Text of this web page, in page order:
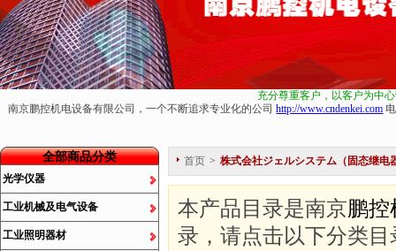
充分尊重客户，以客户为中
南京鹏控机电设备有限公司，一个不断追求专业化的公司http://www.cndenkei.com
全部商品分类
光学仪器
工业机械及电气设备
工业照明器材
首页 > 株式会社ジェルシステム（固态继电
本产品目录是南京鹏
录，请点击以下分类